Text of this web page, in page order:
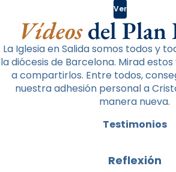
Ver
Vídeosdel Plan
La Iglesia en Salida somos todos y
la diócesis de Barcelona. Mirad
a compartirlos. Entre todos,
nuestra adhesión personal a
manera nueva.
Testimonios
Reflexión